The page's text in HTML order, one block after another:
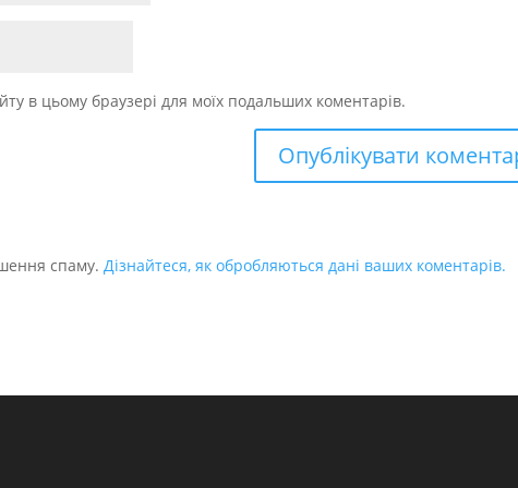
в цьому браузері для моїх подальших коментарів.
спаму.Дізнайтеся, як обробляються дані ваших коментарів.